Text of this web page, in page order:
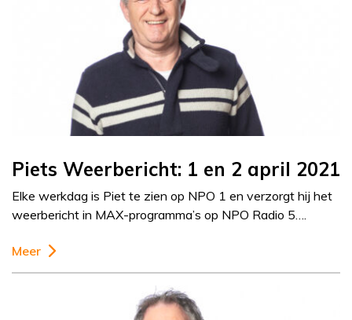
Piets Weerbericht: 1 en 2 april 2021
Elke werkdag is Piet te zien op NPO 1 en verzorgt hij het
weerbericht in MAX-programma’s op NPO Radio 5….
Meer